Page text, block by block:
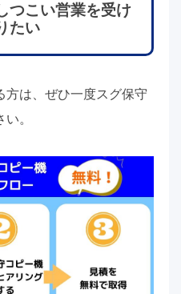
つこい営業を受け
たい
方は、ぜひ一度スグ保守
。